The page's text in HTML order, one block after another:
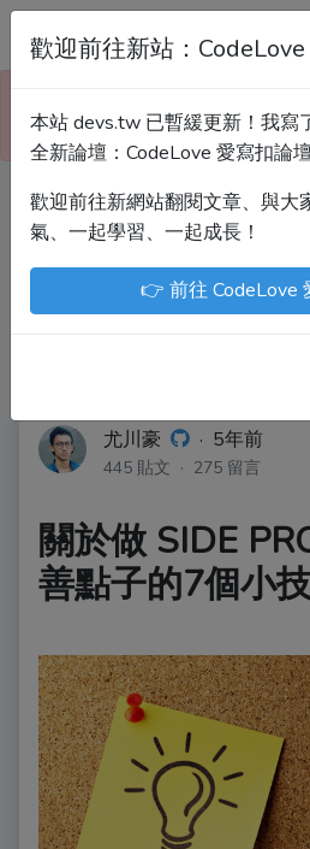
Devs.tw 寫程式討論區
請到新網站「CodeLove
Devs.tw 是讓工程師寫筆
您隨手紀錄、寫作，方
尤川豪
Enoxs
尤川豪 · 5年前
445 貼文 · 275 留言
關於做 SIDE
善點子的7個小
歡迎前往新站：
本站 devs.tw 已暫緩更新！我寫
全新論壇：CodeLove 愛寫扣論壇
歡迎前往新網站翻閱文章、與大
氣、一起學習、一起成長！
👉 前往 CodeLove